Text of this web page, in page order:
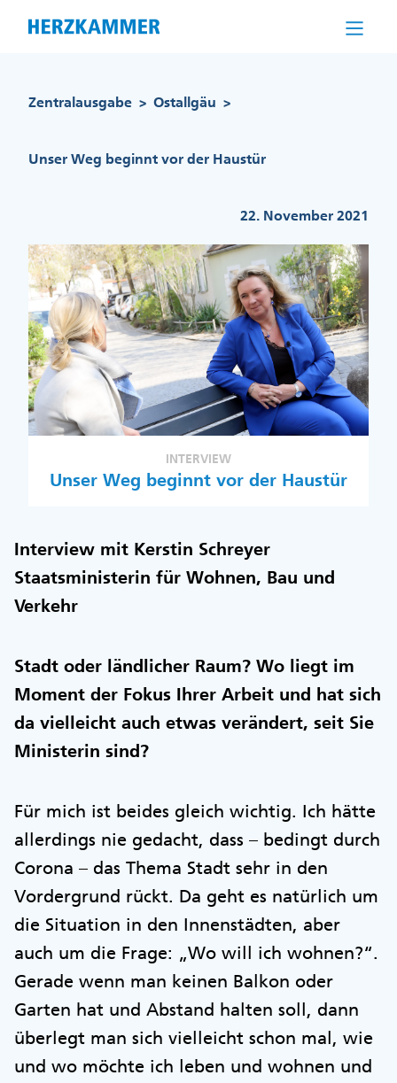
Zentralausgabe > Ostallgäu >
Unser Weg beginnt vor der Haustür
22. November 2021
INTERVIEW
Unser Weg beginnt vor der Haustür
Interview mit Kerstin Schreyer
Staatsministerin für Wohnen, Bau und
Verkehr
Stadt oder ländlicher Raum? Wo liegt im
Moment der Fokus Ihrer Arbeit und hat sich
da vielleicht auch etwas verändert, seit Sie
Ministerin sind?
Für mich ist beides gleich wichtig. Ich hätte
allerdings nie gedacht, dass – bedingt durch
Corona – das Thema Stadt sehr in den
Vordergrund rückt. Da geht es natürlich um
die Situation in den Innenstädten, aber
auch um die Frage: „Wo will ich wohnen?“.
Gerade wenn man keinen Balkon oder
Garten hat und Abstand halten soll, dann
überlegt man sich vielleicht schon mal, wie
und wo möchte ich leben und wohnen und